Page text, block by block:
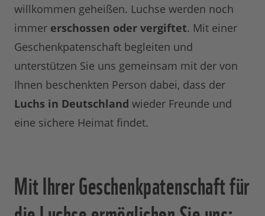
willkommen geheißen. Luchse werden noch
immer erschossen oder vergiftet. Mit einer
Geschenkpatenschaft begleiten und
unterstützen Sie uns gemeinsam mit der von
Ihnen beschenkten Person dabei, dass der
Luchs in Deutschland wieder Freunde und
eine sichere Heimat findet.
Mit Ihrer Geschenkpatenschaft für